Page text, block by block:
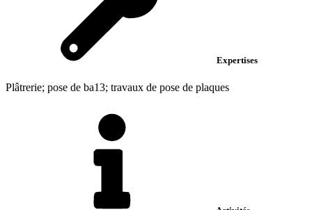
Expertises
Plâtrerie; pose de ba13; travaux de pose de plaques